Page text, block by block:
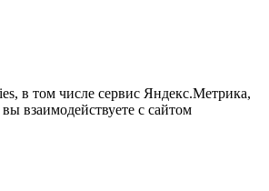
в том числе сервис Яндекс.Метрика,
взаимодействуете с сайтом